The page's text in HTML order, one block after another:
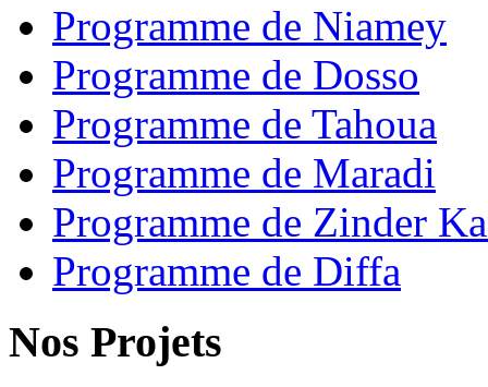
Programme de Niamey
Programme de Dosso
Programme de Tahoua
Programme de Maradi
Programme de Zinder
Programme de Diffa
Nos Projets